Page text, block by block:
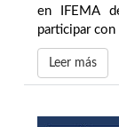
en IFEMA
participar con
Leer más